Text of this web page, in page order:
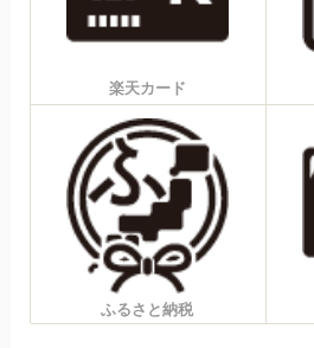
楽天カード
ふるさと納税